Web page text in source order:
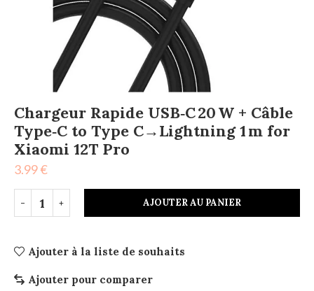
Chargeur Rapide USB‑C 20 W + Câble
Type‑C to Type C→Lightning 1 m for
Xiaomi 12T Pro
3.99€
AJOUTER AU PANIER
Ajouter à la liste de souhaits
Ajouter pour comparer